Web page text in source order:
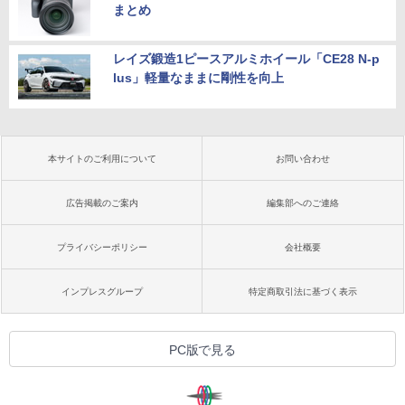
まとめ
レイズ鍛造1ピースアルミホイール「CE28 N-p
lus」軽量なままに剛性を向上
本サイトのご利用について お問い合わせ
広告掲載のご案内 編集部へのご連絡
プライバシーポリシー 会社概要
インプレスグループ 特定商取引法に基づく表示
PC版で見る